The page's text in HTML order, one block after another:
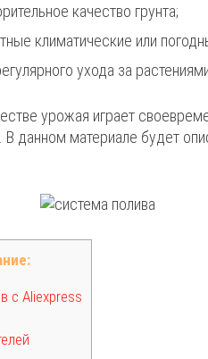
качество грунта;
климатические или
ухода за
урожая играет
В данном материале будет
с Aliexpress